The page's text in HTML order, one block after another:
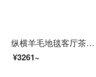
纵横羊毛地毯客厅茶几毯手工编织椭圆形地毯日式北欧简约轻奢书房玄关家用床边毯飘窗毯 米黄 120CMx180CM
¥3261~